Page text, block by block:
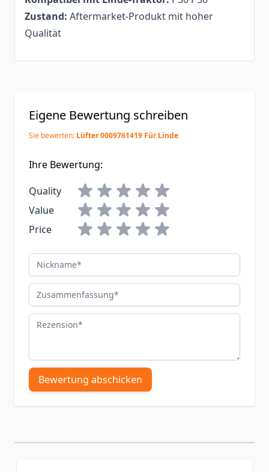
Zustand: Aftermarket-Produkt mit hoher
Qualität
Eigene Bewertung schreiben
Sie bewerten: Lüfter 0009761419 Für Linde
Ihre Bewertung:
Quality
Value
Price
Nickname
Zusammenfassung
Rezension
Bewertung abschicken